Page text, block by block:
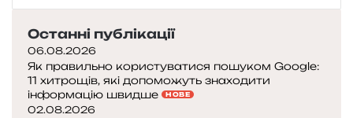
Останні публікації
06.08.2026
Як правильно користуватися пошуком Google:
11 хитрощів, які допоможуть знаходити
інформацію швидше
НОВЕ
02.08.2026